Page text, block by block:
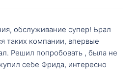
обслуживание супер! Брал
таких компании, впервые
Решил попробовать , была не
себе Фрида, интересно